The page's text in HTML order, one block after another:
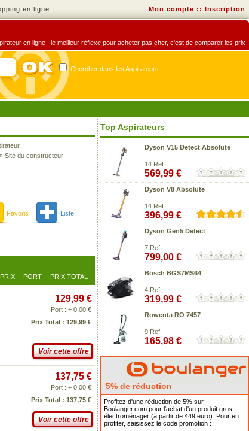
en ligne. Mon compte :: Inscription
en ligne : le meilleur réflexe pour acheter pas cher, c'est de comparer les prix !
Chercher dans les Aspirateurs
» Site du constructeur
Favoris Liste
PRIX PORT PRIX TOTAL
129,99 €
Port : + 0,00 €
Prix Total : 129,99 €
Voir cette offre
137,75 €
Port : + 0,00 €
Prix Total : 137,75 €
Voir cette offre
Top Aspirateurs
Dyson V15 Detect Absolute
14 Ref.
569,99 €
Dyson V8 Absolute
14 Ref.
396,99 €
Dyson Gen5 Detect
7 Ref.
799,00 €
Bosch BGS7MS64
4 Ref.
319,99 €
Rowenta RO 7457
9 Ref.
165,98 €
5% de réduction
Profitez d'une réduction de 5% sur
Boulanger.com pour l'achat d'un produit gros
électroménager (à partir de 449 euro). Pour en
profiter, saisissez le code promotion :